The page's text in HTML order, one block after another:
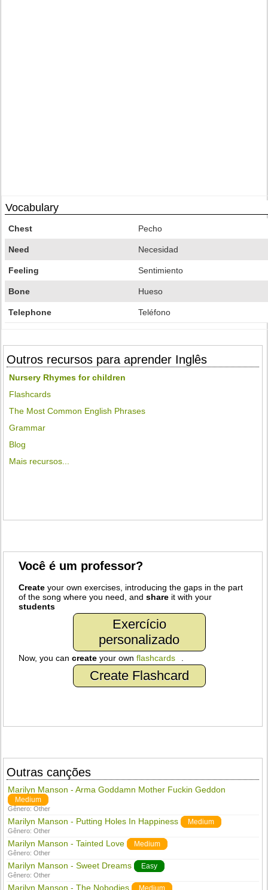
Vocabulary
Chest Pecho
Need Necesidad
Feeling Sentimiento
Bone Hueso
Telephone Teléfono
Outros recursos para aprender Inglês
Nursery Rhymes for children
Flashcards
The Most Common English Phrases
Grammar
Blog
Mais recursos...
Você é um professor?
Create your own exercises, introducing the gaps in the part
of the song where you need, andshare it with your
students
Exercício
personalizado
Now, you cancreate your ownflashcards
Create Flashcard
Outras canções
Marilyn Manson - Arma Goddamn Mother Fuckin Geddon
Medium
Gênero:Other
Marilyn Manson - Putting Holes In Happiness Medium
Gênero:Other
Marilyn Manson - Tainted Love Medium
Gênero:Other
Marilyn Manson - Sweet Dreams Easy
Gênero:Other
Marilyn Manson - The Nobodies Medium